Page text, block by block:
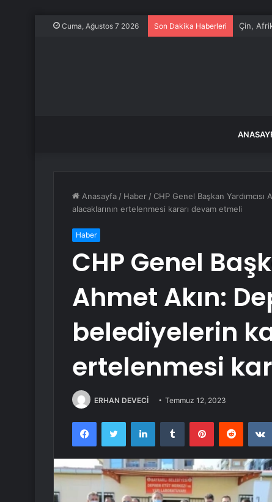
Cuma, Ağustos 7 2026 Son Dakika Haberleri Çin,
Anasayfa / Haber / CHP Genel Başkan
alacaklarının ertelenmesi kararı devam etmeli
Haber
CHP Genel
Ahmet Akın:
belediyelerin
ertelenmesi
ERHAN DEVECİ Temmuz 12, 2023
FacebookTwitter LinkedInTumblr PinterestReddit